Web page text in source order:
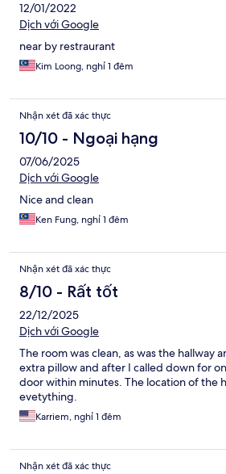
12/01/2022
Dịch với Google
near by restraurant
Kim Loong, nghỉ 1 đêm
Nhận xét đã xác thực
10/10 - Ngoại hạng
07/06/2025
Dịch với Google
Nice and clean
Ken Fung, nghỉ 1 đêm
Nhận xét đã xác thực
8/10 - Rất tốt
22/12/2025
Dịch với Google
The room was clean, as was the hallway
extra pillow and after I called down for
door within minutes. The location of the
evetything.
Karriem, nghỉ 1 đêm
Nhận xét đã xác thực